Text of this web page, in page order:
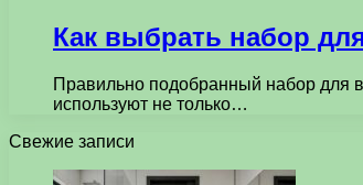
Как выбрать набор
Правильно подобранный набор для
используют не только…
Свежие записи